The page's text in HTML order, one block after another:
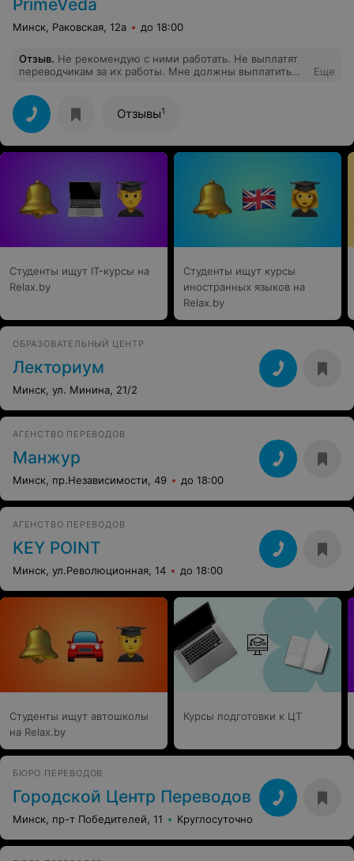
PrimeVeda
Минск, Раковская, 12а до 18:00
Отзыв. Не рекомендую с ними работать. Не выплатят
переводчикам за их работы. Мне должны выплатить
Директор много обещал и пропал(
Еще
Отзывы1
Студенты ищут IT-курсы на
Relax.by
Студенты ищут курсы
иностранных языков на
Relax.by
ОБРАЗОВАТЕЛЬНЫЙ ЦЕНТР
Лекториум
Минск, ул. Минина, 21/2
АГЕНСТВО ПЕРЕВОДОВ
Манжур
Минск, пр.Независимости, 49 до 18:00
АГЕНСТВО ПЕРЕВОДОВ
KEY POINT
Минск, ул.Революционная, 14 до 18:00
Студенты ищут автошколы
на Relax.by
Курсы подготовки к ЦТ
БЮРО ПЕРЕВОДОВ
Городской Центр Переводов
Минск, пр-т Победителей, 11 Круглосуточно